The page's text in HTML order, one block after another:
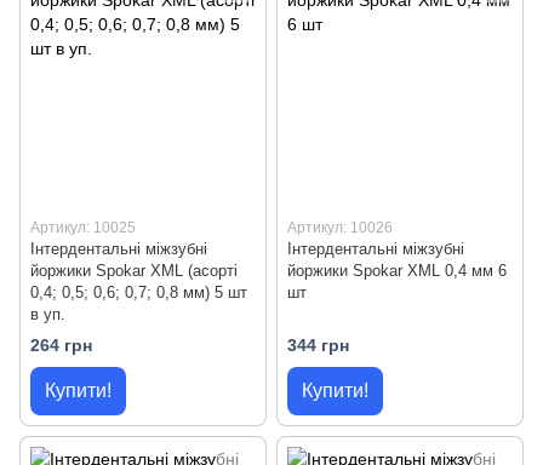
Артикул: 10025
Інтердентальні міжзубні
йоржики Spokar ХМL (асорті
0,4; 0,5; 0,6; 0,7; 0,8 мм) 5 шт
в уп.
264 грн
Купити!
Артикул: 10026
Інтердентальні міжзубні
йоржики Spokar XML 0,4 мм 6
шт
344 грн
Купити!